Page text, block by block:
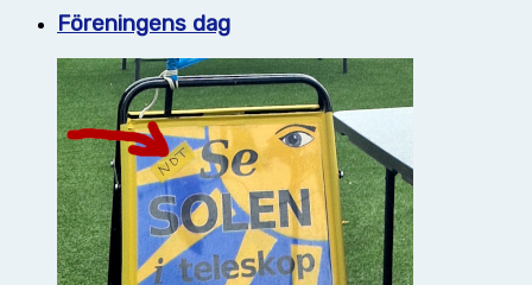
Föreningens dag